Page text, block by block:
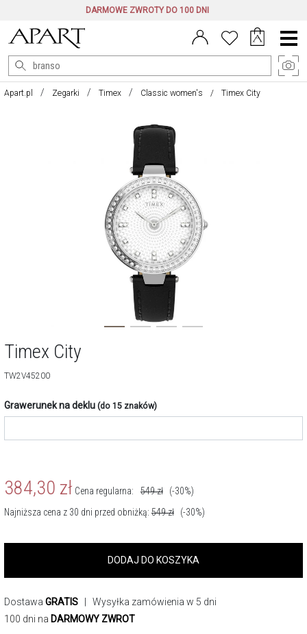
DARMOWE ZWROTY DO 100 DNI
Menu
główne
Apart.pl Zegarki Timex Classic women's Timex City
Timex City
TW2V45200
Grawerunek na deklu (do 15 znaków)
384,30 zł Cena regularna: 549zł
(-30%)
Najniższa cena z 30 dni przed obniżką: 549zł (-30%)
DODAJ DO KOSZYKA
Dostawa GRATIS | Wysyłka zamówienia w 5 dni
100 dni na DARMOWY ZWROT